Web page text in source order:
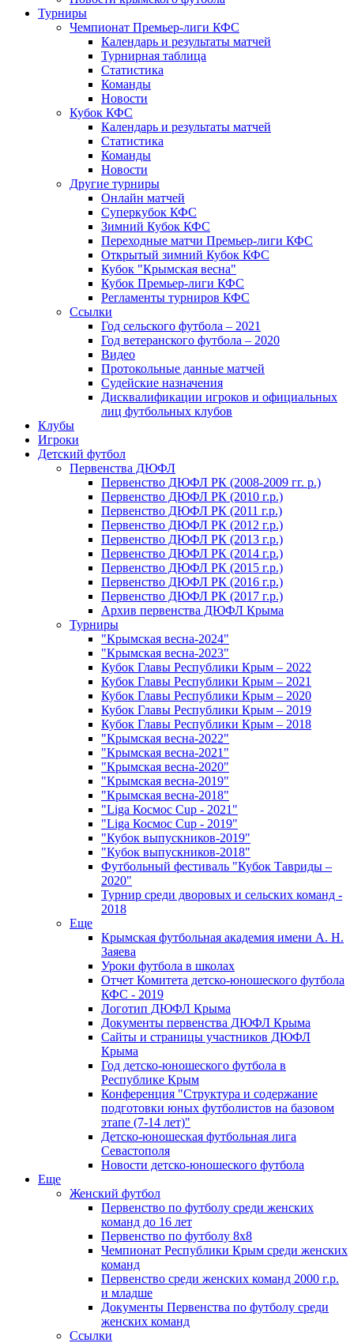
Турниры
Чемпионат Премьер-лиги КФС
Календарь и результаты матчей
Турнирная таблица
Статистика
Команды
Новости
Кубок КФС
Календарь и результаты матчей
Статистика
Команды
Новости
Другие турниры
Онлайн матчей
Суперкубок КФС
Зимний Кубок КФС
Переходные матчи Премьер-лиги КФС
Открытый зимний Кубок КФС
Кубок "Крымская весна"
Кубок Премьер-лиги КФС
Регламенты турниров КФС
Ссылки
Год сельского футбола – 2021
Год ветеранского футбола – 2020
Видео
Протокольные данные матчей
Судейские назначения
Дисквалификации игроков и официальных
лиц футбольных клубов
Клубы
Игроки
Детский футбол
Первенства ДЮФЛ
Первенство ДЮФЛ РК (2008-2009 гг. р.)
Первенство ДЮФЛ РК (2010 г.р.)
Первенство ДЮФЛ РК (2011 г.р.)
Первенство ДЮФЛ РК (2012 г.р.)
Первенство ДЮФЛ РК (2013 г.р.)
Первенство ДЮФЛ РК (2014 г.р.)
Первенство ДЮФЛ РК (2015 г.р.)
Первенство ДЮФЛ РК (2016 г.р.)
Первенство ДЮФЛ РК (2017 г.р.)
Архив первенства ДЮФЛ Крыма
Турниры
"Крымская весна-2024"
"Крымская весна-2023"
Кубок Главы Республики Крым – 2022
Кубок Главы Республики Крым – 2021
Кубок Главы Республики Крым – 2020
Кубок Главы Республики Крым – 2019
Кубок Главы Республики Крым – 2018
"Крымская весна-2022"
"Крымская весна-2021"
"Крымская весна-2020"
"Крымская весна-2019"
"Крымская весна-2018"
"Liga Космос Cup - 2021"
"Liga Космос Cup - 2019"
"Кубок выпускников-2019"
"Кубок выпускников-2018"
Футбольный фестиваль "Кубок Тавриды –
2020"
Турнир среди дворовых и сельских команд -
2018
Еще
Крымская футбольная академия имени А. Н.
Заяева
Уроки футбола в школах
Отчет Комитета детско-юношеского футбола
КФС - 2019
Логотип ДЮФЛ Крыма
Документы первенства ДЮФЛ Крыма
Сайты и страницы участников ДЮФЛ
Крыма
Год детско-юношеского футбола в
Республике Крым
Конференция "Структура и содержание
подготовки юных футболистов на базовом
этапе (7-14 лет)"
Детско-юношеская футбольная лига
Севастополя
Новости детско-юношеского футбола
Еще
Женский футбол
Первенство по футболу среди женских
команд до 16 лет
Первенство по футболу 8х8
Чемпионат Республики Крым среди женских
команд
Первенство среди женских команд 2000 г.р.
и младше
Документы Первенства по футболу среди
женских команд
Ссылки